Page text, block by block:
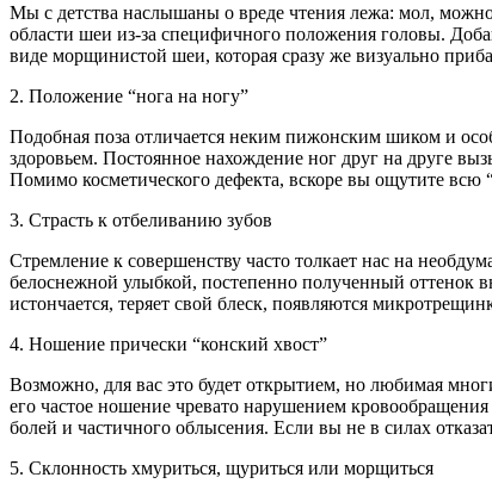
Мы с детства наслышаны о вреде чтения лежа: мол,
области шеи из-за специфичного положения головы.
виде морщинистой шеи, которая сразу же визуально
2. Положение “нога на ногу”
Подобная поза отличается неким пижонским шиком и
здоровьем. Постоянное нахождение ног друг на друге
Помимо косметического дефекта, вскоре вы ощутите всю
3. Страсть к отбеливанию зубов
Стремление к совершенству часто толкает нас на
белоснежной улыбкой, постепенно полученный оттенок
истончается, теряет свой блеск, появляются
4. Ношение прически “конский хвост”
Возможно, для вас это будет открытием, но любимая
его частое ношение чревато нарушением
болей и частичного облысения. Если вы не в силах
5. Склонность хмуриться, щуриться или морщиться